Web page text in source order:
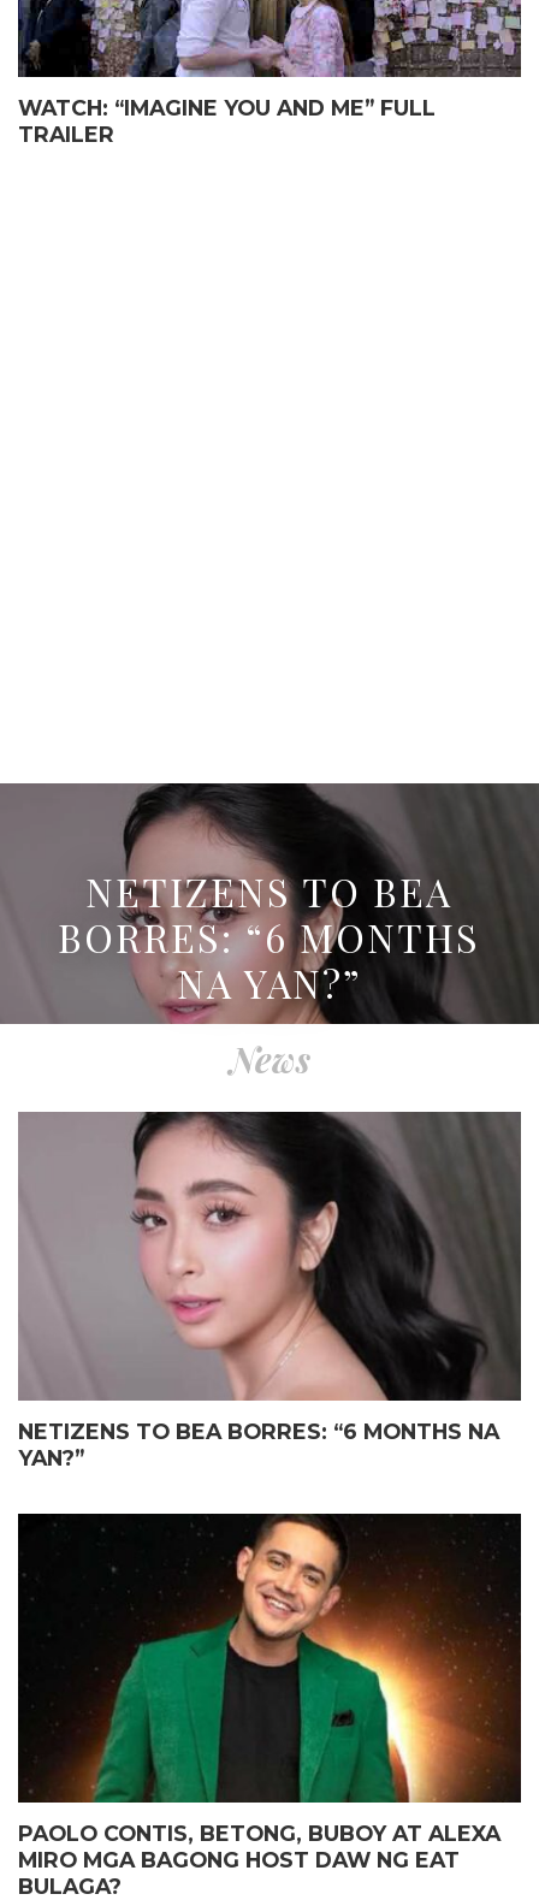
WATCH: “IMAGINE YOU AND ME” FULL
TRAILER
NETIZENS TO BEA
BORRES: “6 MONTHS
NA YAN?”
News
NETIZENS TO BEA BORRES: “6 MONTHS NA
YAN?”
PAOLO CONTIS, BETONG, BUBOY AT ALEXA
MIRO MGA BAGONG HOST DAW NG EAT
BULAGA?